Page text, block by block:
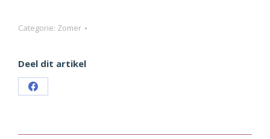
Fontein
Categorie: Zomer
Deel dit artikel
Share
Facebook